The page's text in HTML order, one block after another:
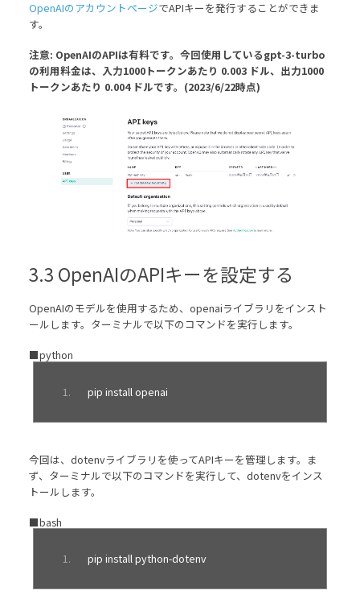
OpenAIのアカウントページでAPIキーを発行することができま
す。
注意: OpenAIのAPIは有料です。今回使用しているgpt-3-turbo
の利用料金は、入力1000トークンあたり 0.003 ドル、出力1000
トークンあたり 0.004 ドルです。(2023/6/22時点)
3.3 OpenAIのAPIキーを設定する
OpenAIのモデルを使用するため、openaiライブラリをインスト
ールします。ターミナルで以下のコマンドを実行します。
■python
pip install openai
今回は、dotenvライブラリを使ってAPIキーを管理します。ま
ず、ターミナルで以下のコマンドを実行して、dotenvをインス
トールします。
■bash
pip install python-dotenv